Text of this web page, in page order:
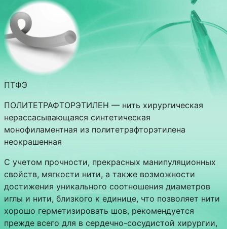
ПТФЭ
ПОЛИТЕТРАФТОРЭТИЛЕН — нить хирургическая
нерассасывающаяся синтетическая
монофиламентная из политетрафторэтилена
неокрашенная
С учетом прочности, прекрасных манипуляционных
свойств, мягкости нити, а также возможности
достижения уникального соотношения диаметров
иглы и нити, близкого к единице, что позволяет нити
хорошо герметизировать шов, рекомендуется
прежде всего для в сердечно-сосудистой хирургии,